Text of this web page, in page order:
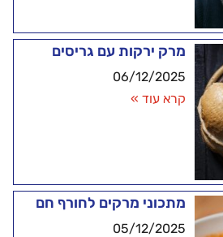
מרק ירקות עם גריסים
06/12/2025
קרא עוד »
מתכוני מרקים לחורף חם
05/12/2025